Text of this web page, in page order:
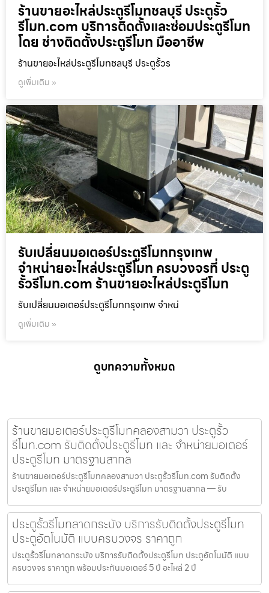
ร้านขายอะไหล่ประตูรีโมทชลบุรี ประตูรั้ว
รีโมท.com บริการติดตั้งและซ่อมประตูรีโมท
โดย ช่างติดตั้งประตูรีโมท มืออาชีพ
ร้านขายอะไหล่ประตูรีโมทชลบุรี ประตูรั้วร
ดูเพิ่มเติม »
รับเปลี่ยนมอเตอร์ประตูรีโมทกรุงเทพ
จำหน่ายอะไหล่ประตูรีโมท ครบวงจรที่ ประตู
รั้วรีโมท.com ร้านขายอะไหล่ประตูรีโมท
รับเปลี่ยนมอเตอร์ประตูรีโมทกรุงเทพ จำหน่
ดูเพิ่มเติม »
ดูบทความทั้งหมด
ร้านขายมอเตอร์ประตูรีโมทคลองสามวา ประตูรั้ว
รีโมท.com รับติดตั้งประตูรีโมท และ จำหน่ายมอเตอร์
ประตูรีโมท มาตรฐานสากล
ร้านขายมอเตอร์ประตูรีโมทคลองสามวา ประตูรั้วรีโมท.com รับติดตั้ง
ประตูรีโมท และ จำหน่ายมอเตอร์ประตูรีโมท มาตรฐานสากล — รับ
ประตูรั้วรีโมทลาดกระบัง บริการรับติดตั้งประตูรีโมท
ประตูอัตโนมัติ แบบครบวงจร ราคาถูก
ประตูรั้วรีโมทลาดกระบัง บริการรับติดตั้งประตูรีโมท ประตูอัตโนมัติ แบบ
ครบวงจร ราคาถูก พร้อมประกันมอเตอร์ 5 ปี อะไหล่ 2 ปี